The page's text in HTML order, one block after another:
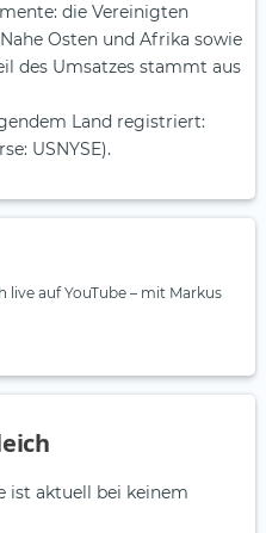
die Vereinigten
Osten und Afrika sowie
des Umsatzes stammt aus
Land registriert:
USNYSE).
auf YouTube – mit Markus
ist aktuell bei keinem